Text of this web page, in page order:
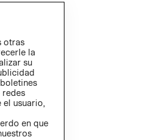
otras
la
su
redes
usuario,
en que